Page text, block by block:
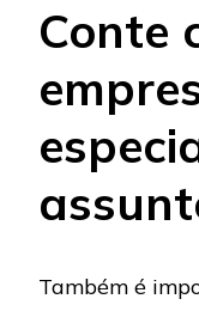
Conte
Também é